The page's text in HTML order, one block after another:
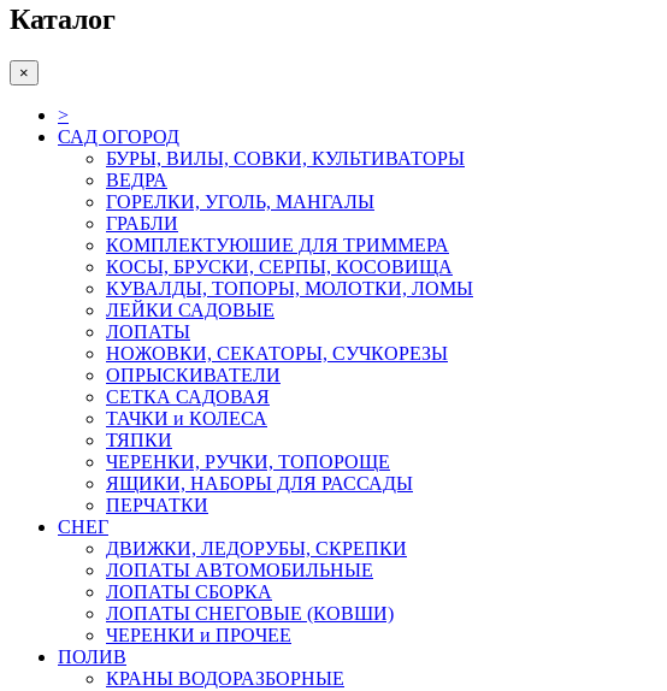
Каталог
×
>
САД ОГОРОД
БУРЫ, ВИЛЫ, СОВКИ, КУЛЬТИВАТОРЫ
ВЕДРА
ГОРЕЛКИ, УГОЛЬ, МАНГАЛЫ
ГРАБЛИ
КОМПЛЕКТУЮШИЕ ДЛЯ ТРИММЕРА
КОСЫ, БРУСКИ, СЕРПЫ, КОСОВИЩА
КУВАЛДЫ, ТОПОРЫ, МОЛОТКИ, ЛОМЫ
ЛЕЙКИ САДОВЫЕ
ЛОПАТЫ
НОЖОВКИ, СЕКАТОРЫ, СУЧКОРЕЗЫ
ОПРЫСКИВАТЕЛИ
СЕТКА САДОВАЯ
ТАЧКИ и КОЛЕСА
ТЯПКИ
ЧЕРЕНКИ, РУЧКИ, ТОПОРОЩЕ
ЯЩИКИ, НАБОРЫ ДЛЯ РАССАДЫ
ПЕРЧАТКИ
СНЕГ
ДВИЖКИ, ЛЕДОРУБЫ, СКРЕПКИ
ЛОПАТЫ АВТОМОБИЛЬНЫЕ
ЛОПАТЫ СБОРКА
ЛОПАТЫ СНЕГОВЫЕ (КОВШИ)
ЧЕРЕНКИ и ПРОЧЕЕ
ПОЛИВ
КРАНЫ ВОДОРАЗБОРНЫЕ